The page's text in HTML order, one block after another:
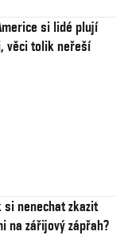
si lidé plují
věci tolik neřeší
nenechat zkazit
na zářijový zápřah?